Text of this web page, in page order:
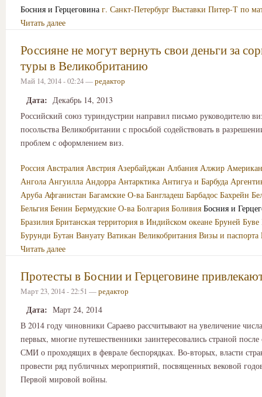
Босния и Герцеговина г. Санкт-Петербург Выставки Питер-Т по
Читать далее
Россияне не могут вернуть свои деньги за
туры в Великобританию
Май 14, 2014 - 02:24 —редактор
Дата: Декабрь 14, 2013
Российский союз туриндустрии направил письмо руководителю
посольства Великобритании с просьбой содействовать в
проблем с оформлением виз.
Россия Австралия Австрия Азербайджан Албания Алжир
Ангола Ангуилла Андорра Антарктика Антигуа и Барбуда
Аруба Афганистан Багамские О-ва Бангладеш Барбадос Бахрейн
Бельгия Бенин Бермудские О-ва Болгария Боливия Босния и
Бразилия Британская территория в Индийском океане Бруней Буве
Бурунди Бутан Вануату Ватикан Великобритания Визы и паспорта
Читать далее
Протесты в Боснии и Герцеговине
Март 23, 2014 - 22:51 —редактор
Дата: Март 24, 2014
В 2014 году чиновники Сараево рассчитывают на увеличение
первых, многие путешественники заинтересовались страной
СМИ о проходящих в феврале беспорядках. Во-вторых, власти
провести ряд публичных мероприятий, посвященных вековой
Первой мировой войны.